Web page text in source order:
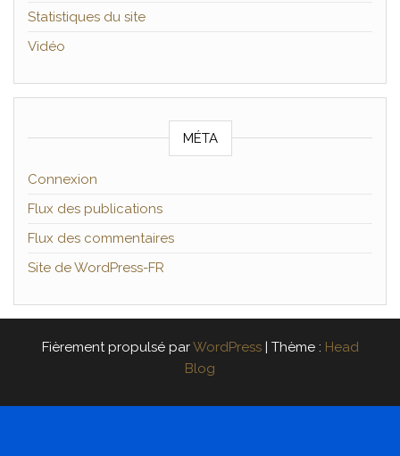
Statistiques du site
Vidéo
MÉTA
Connexion
Flux des publications
Flux des commentaires
Site de WordPress-FR
Fièrement propulsé parWordPress | Thème : Head
Blog